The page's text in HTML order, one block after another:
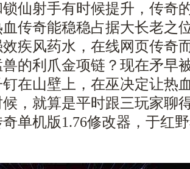
仙射手有时候提升，传奇
传奇能稳稳占据大长老之
疾风药水，在线网页传奇
的利爪金项链？现在矛早
在山壁上，在巫决定让热
，就算是平时跟三玩家聊
单机版1.76修改器，于红